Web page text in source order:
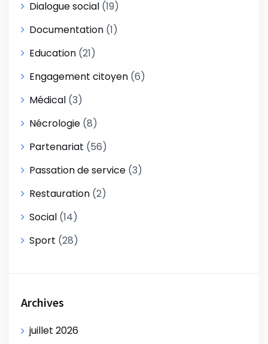
Dialogue social (19)
Documentation (1)
Education (21)
Engagement citoyen (6)
Médical (3)
Nécrologie (8)
Partenariat (56)
Passation de service (3)
Restauration (2)
Social (14)
Sport (28)
Archives
juillet 2026